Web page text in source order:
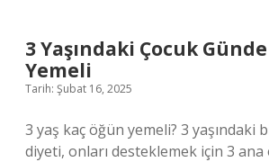
3 Yaşındaki Çocuk
Yemeli
Tarih: Şubat 16, 2025
3 yaş kaç öğün yemeli? 3 yaşındaki
diyeti, onları desteklemek için 3 ana